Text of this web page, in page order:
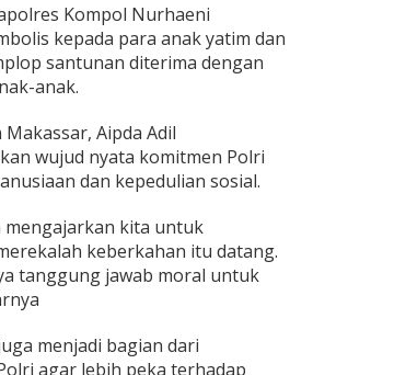
Kompol Nurhaeni
kepada para anak yatim dan
santunan diterima dengan
anak.
Aipda Adil
wujud nyata komitmen Polri
dan kepedulian sosial.
mengajarkan kita untuk
keberkahan itu datang.
tanggung jawab moral untuk
menjadi bagian dari
agar lebih peka terhadap